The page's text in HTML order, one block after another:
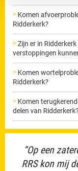
Komen
Ridderkerk?
Zijn er in
verstoppingen
Komen
Ridderkerk?
Komen
delen van Ridderkerk?
“Op een
RRS kon mij